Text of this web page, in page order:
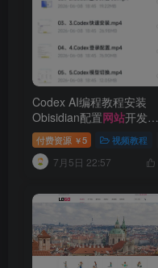
Codex AI编程教程安装
Obisidian配置网站开发项
目实战课程
付费资源 ￥5 视频教程
7月5日 22:57